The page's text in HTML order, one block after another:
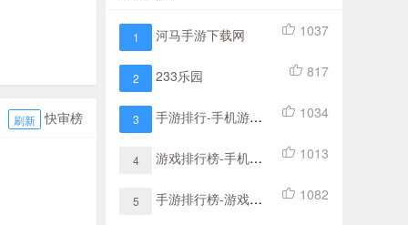
刷新 快审榜
1 河马手游下载网 1037
2 233乐园 817
3 手游排行-手机游戏排行榜-好玩的手游排行榜 - 秀卡游戏 1034
4 游戏排行榜-手机游戏排行榜-手机游戏排行榜2021前十名 - 秒速游戏 1013
5 手游排行榜-游戏排行榜前十名-好玩的手游排行榜 - 达人游戏 1082